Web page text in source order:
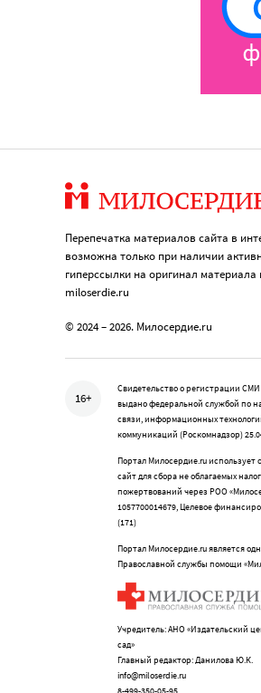
Перепечатка материалов сайта в
возможна только при наличии
гиперссылки на оригинал материала
miloserdie.ru
© 2024 – 2026. Милосердие.ru
16+
Свидетельство о регистрации
выдано федеральной службой по
связи, информационных
коммуникаций (Роскомнадзор)
Портал Милосердие.ru использует
сайт для сбора не облагаемых
пожертвований через РОО
1057700014679, Целевое
(171)
Портал Милосердие.ru является
Православной службы помощи
Учредитель: АНО «Издательский
сад»
Главный редактор: Данилова Ю.К.
info@miloserdie.ru